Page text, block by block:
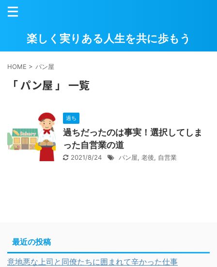
楽しく実りある人生を共に歩もう
HOME > パン屋
「 パン屋 」 一覧
過ち
過ちだったのは事実！選択してしま
った自営業の道
2021/8/24 パン屋, 老後, 自営業
最近の投稿
意地悪な上司と同僚たちに囲まれて辛かった仕事